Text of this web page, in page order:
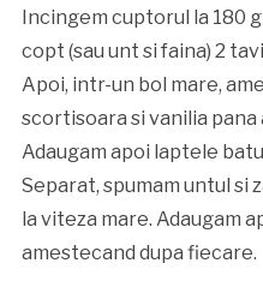
Incingem cuptorul la 180
copt (sau unt si faina) 2
Apoi, intr-un bol mare,
scortisoara si vanilia pana
Adaugam apoi laptele
Separat, spumam untul si
la viteza mare. Adaugam
amestecand dupa fiecare.